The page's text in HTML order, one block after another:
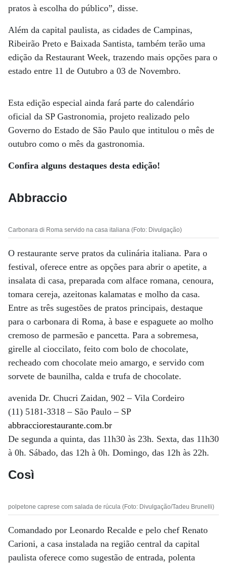
pratos à escolha do público”, disse.
Além da capital paulista, as cidades de Campinas,
Ribeirão Preto e Baixada Santista, também terão uma
edição da Restaurant Week, trazendo mais opções para o
estado entre 11 de Outubro a 03 de Novembro.
Esta edição especial ainda fará parte do calendário
oficial da SP Gastronomia, projeto realizado pelo
Governo do Estado de São Paulo que intitulou o mês de
outubro como o mês da gastronomia.
Confira alguns destaques desta edição!
Abbraccio
Carbonara di Roma servido na casa italiana (Foto: Divulgação)
O restaurante serve pratos da culinária italiana. Para o
festival, oferece entre as opções para abrir o apetite, a
insalata di casa, preparada com alface romana, cenoura,
tomara cereja, azeitonas kalamatas e molho da casa.
Entre as três sugestões de pratos principais, destaque
para o carbonara di Roma, à base e espaguete ao molho
cremoso de parmesão e pancetta. Para a sobremesa,
girelle al cioccilato, feito com bolo de chocolate,
recheado com chocolate meio amargo, e servido com
sorvete de baunilha, calda e trufa de chocolate.
avenida Dr. Chucri Zaidan, 902 – Vila Cordeiro
(11) 5181-3318 – São Paulo – SP
abbracciorestaurante.com.br
De segunda a quinta, das 11h30 às 23h. Sexta, das 11h30
à 0h. Sábado, das 12h à 0h. Domingo, das 12h às 22h.
Così
polpetone caprese com salada de rúcula (Foto: Divulgação/Tadeu Brunelli)
Comandado por Leonardo Recalde e pelo chef Renato
Carioni, a casa instalada na região central da capital
paulista oferece como sugestão de entrada, polenta